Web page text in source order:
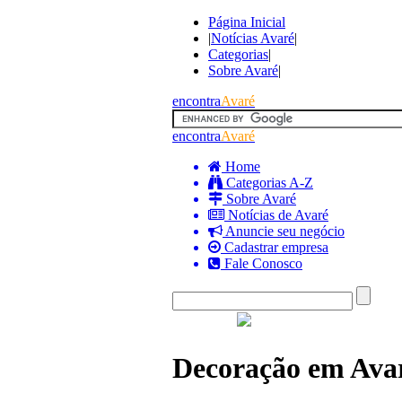
Página Inicial
|Notícias Avaré|
Categorias|
Sobre Avaré|
encontraAvaré
encontraAvaré
Home
Categorias A-Z
Sobre Avaré
Notícias de Avaré
Anuncie seu negócio
Cadastrar empresa
Fale Conosco
Decoração em